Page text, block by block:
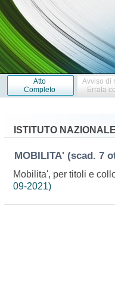
Atto
Completo
Avviso di
Errata
ISTITUTO
MOBILITA' (scad. 7
Mobilita', per titoli e
09-2021)